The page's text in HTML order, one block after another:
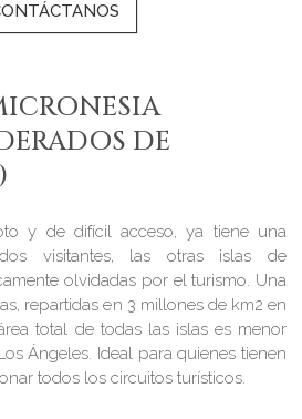
DE
y de difícil acceso, ya tiene una
visitantes, las otras islas de
olvidadas por el turismo. Una
repartidas en 3 millones de km2 en
total de todas las islas es menor
Ángeles. Ideal para quienes tienen
todos los circuitos turísticos.